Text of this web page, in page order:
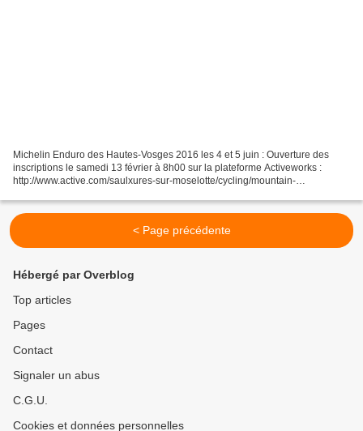
Michelin Enduro des Hautes-Vosges 2016 les 4 et 5 juin : Ouverture des
inscriptions le samedi 13 février à 8h00 sur la plateforme Activeworks :
http://www.active.com/saulxures-sur-moselotte/cycling/mountain-
< Page précédente
Hébergé par Overblog
Top articles
Pages
Contact
Signaler un abus
C.G.U.
Cookies et données personnelles